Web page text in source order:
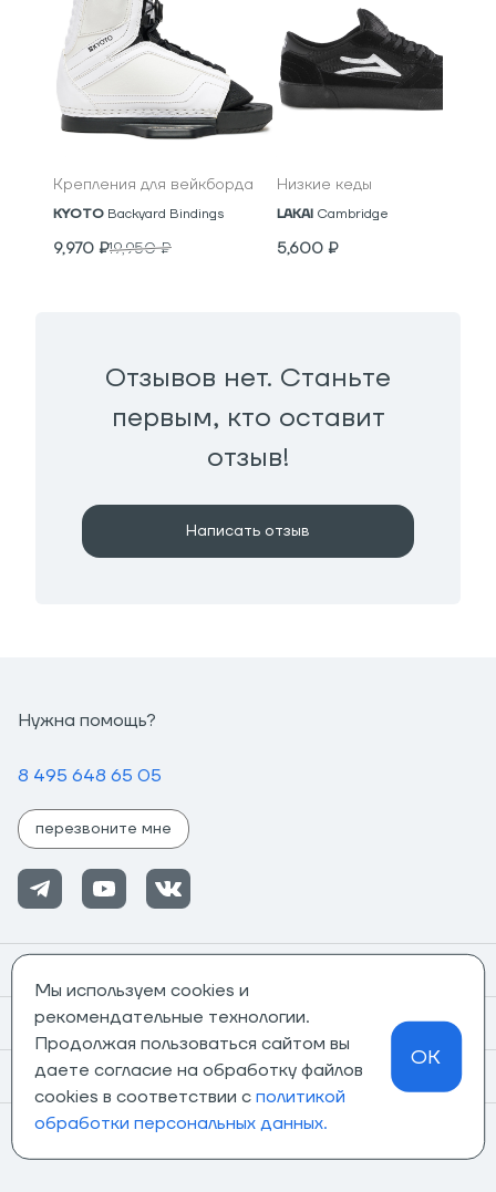
Крепления для вейкборда
KYOTO Backyard Bindings
9,970 ₽19,950₽
Низкие кеды
LAKAI Cambridge
5,600 ₽
Отзывов нет. Станьте
первым, кто оставит
отзыв!
Написать отзыв
Нужна помощь?
8 495 648 65 05
перезвоните мне
Информация
О компании
Магазины
Мы используем cookies и
рекомендательные технологии.
Продолжая пользоваться сайтом вы
даете согласие на обработку файлов
cookies в соответствии с политикой
обработки персональных данных.
OK